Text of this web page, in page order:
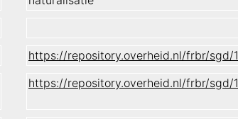
https://repository.overheid.nl/frbr/sgd/
https://repository.overheid.nl/frbr/sgd/